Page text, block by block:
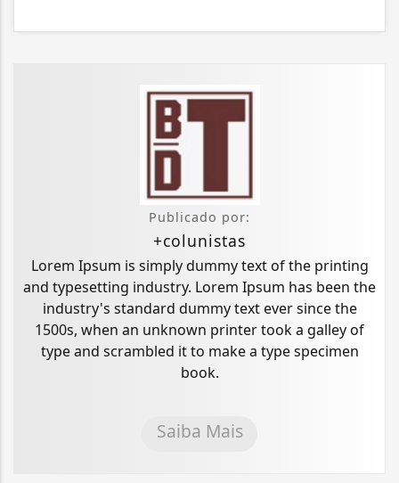
Publicado por:
+colunistas
Lorem Ipsum is simply dummy text of the printing
and typesetting industry. Lorem Ipsum has been the
industry's standard dummy text ever since the
1500s, when an unknown printer took a galley of
type and scrambled it to make a type specimen
book.
Saiba Mais